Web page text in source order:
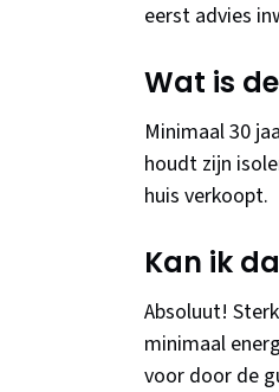
eerst advies
Wat is
Minimaal 30
houdt zijn
huis verkoopt.
Kan ik
Absoluut!
minimaal
voor door de